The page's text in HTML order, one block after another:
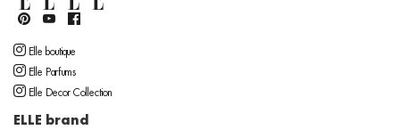
Elle boutique
Elle Parfums
Elle Decor Collection
ELLE brand